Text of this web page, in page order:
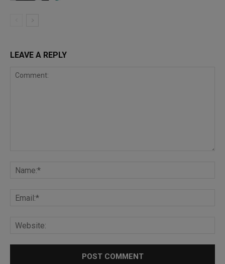
LEAVE A REPLY